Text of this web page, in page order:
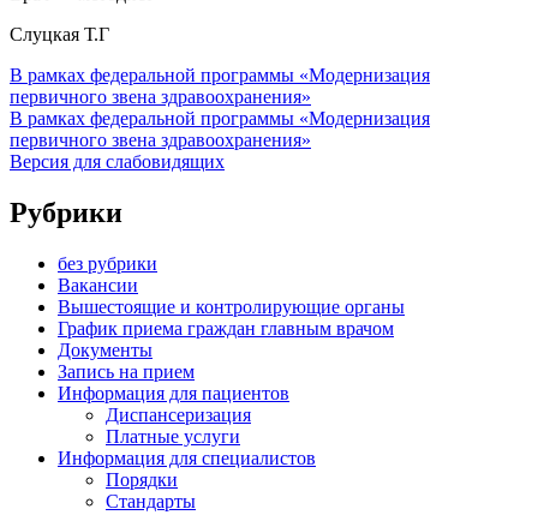
Слуцкая Т.Г
В рамках федеральной программы «Модернизация
первичного звена здравоохранения»
В рамках федеральной программы «Модернизация
первичного звена здравоохранения»
Версия для слабовидящих
Рубрики
без рубрики
Вакансии
Вышестоящие и контролирующие органы
График приема граждан главным врачом
Документы
Запись на прием
Информация для пациентов
Диспансеризация
Платные услуги
Информация для специалистов
Порядки
Стандарты